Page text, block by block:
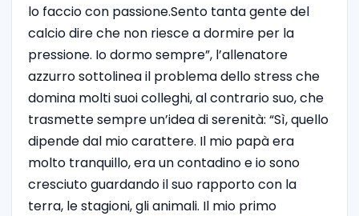
lo faccio con passione.Sento tanta gente del
calcio dire che non riesce a dormire per la
pressione. Io dormo sempre”, l’allenatore
azzurro sottolinea il problema dello stress che
domina molti suoi colleghi, al contrario suo, che
trasmette sempre un’idea di serenità: “Sì, quello
dipende dal mio carattere. Il mio papà era
molto tranquillo, era un contadino e io sono
cresciuto guardando il suo rapporto con la
terra, le stagioni, gli animali. Il mio primo